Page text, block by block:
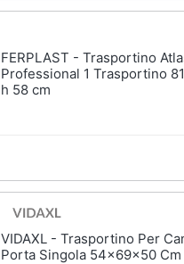
FERPLAST - Trasportino
Professional 1 Trasportino
h 58 cm
VIDAXL - Trasportino Per
Porta Singola 54x69x50 Cm